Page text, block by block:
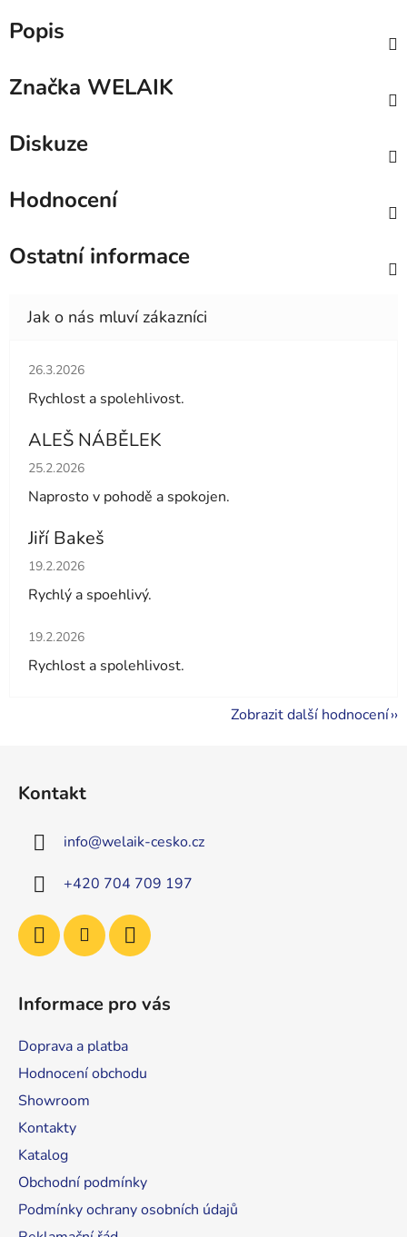
Popis
Značka WELAIK
Diskuze
Hodnocení
Ostatní informace
Hodnocení obchodu je 5 z 5 hvězdiček.
26.3.2026
Rychlost a spolehlivost.
ALEŠ NÁBĚLEK
Hodnocení obchodu je 5 z 5 hvězdiček.
25.2.2026
Naprosto v pohodě a spokojen.
Jiří Bakeš
Hodnocení obchodu je 5 z 5 hvězdiček.
19.2.2026
Rychlý a spoehlivý.
Hodnocení obchodu je 5 z 5 hvězdiček.
19.2.2026
Rychlost a spolehlivost.
Zobrazit další hodnocení
Kontakt
info@welaik-cesko.cz
+420 704 709 197
Informace pro vás
Doprava a platba
Hodnocení obchodu
Showroom
Kontakty
Katalog
Obchodní podmínky
Podmínky ochrany osobních údajů